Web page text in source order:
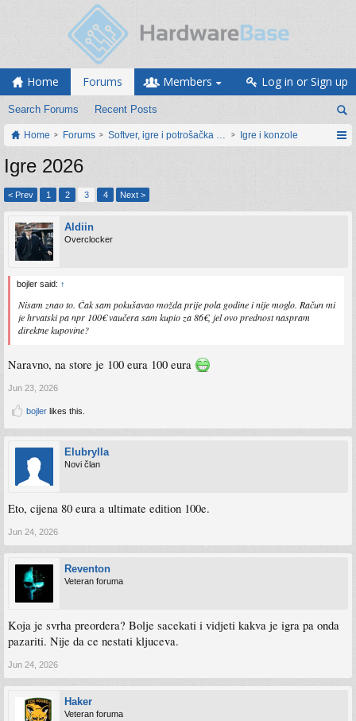
Home Forums
Search Forums Recent Posts
Members Log in or Sign up
Home Forums Softver, igre i potrošačka elektronikaIgre i konzole
Igre 2026
< Prev 1 2 3 4 Next >
Aldiin
Overclocker
bojler said: ↑
Nisam znao to. Čak sam pokušavao možda prije pola godine i nije moglo. Račun mi
je hrvatski pa npr 100€ vaučera sam kupio za 86€, jel ovo prednost naspram
direktne kupovine?
Naravno, na store je 100 eura 100 eura
Jun 23, 2026
bojler likes this.
Elubrylla
Novi član
Eto, cijena 80 eura a ultimate edition 100e.
Jun 24, 2026
Reventon
Veteran foruma
Koja je svrha preordera? Bolje sacekati i vidjeti kakva je igra pa onda
pazariti. Nije da ce nestati kljuceva.
Jun 24, 2026
Haker
Veteran foruma